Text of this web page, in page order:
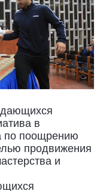
в
по поощрению
продвижения
и